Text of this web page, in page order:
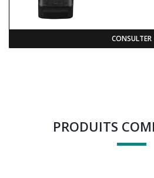
CONSULTER
PRODUITS